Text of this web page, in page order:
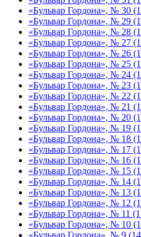
«Бульвар Гордона», № 30
«Бульвар Гордона», № 29
«Бульвар Гордона», № 28
«Бульвар Гордона», № 27
«Бульвар Гордона», № 26
«Бульвар Гордона», № 25
«Бульвар Гордона», № 24
«Бульвар Гордона», № 23
«Бульвар Гордона», № 22
«Бульвар Гордона», № 21
«Бульвар Гордона», № 20
«Бульвар Гордона», № 19
«Бульвар Гордона», № 18
«Бульвар Гордона», № 17
«Бульвар Гордона», № 16
«Бульвар Гордона», № 15
«Бульвар Гордона», № 14
«Бульвар Гордона», № 13
«Бульвар Гордона», № 12
«Бульвар Гордона», № 11
«Бульвар Гордона», № 10
«Бульвар Гордона», № 9